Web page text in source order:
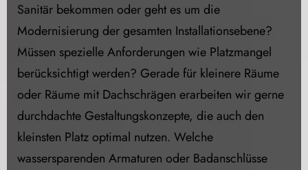
Sanitär bekommen oder geht es um die
Modernisierung der gesamten Installationsebene?
Müssen spezielle Anforderungen wie Platzmangel
berücksichtigt werden? Gerade für kleinere Räume
oder Räume mit Dachschrägen erarbeiten wir gerne
durchdachte Gestaltungskonzepte, die auch den
kleinsten Platz optimal nutzen. Welche
wassersparenden Armaturen oder Badanschlüsse